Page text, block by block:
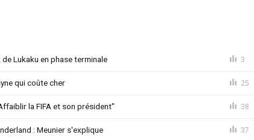
Lukaku en phase terminale 3
qui coûte cher 25
la FIFA et son président" 38
: Meunier s'explique 37